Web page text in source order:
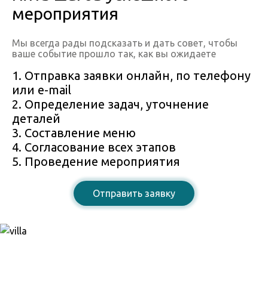
мероприятия
Мы всегда рады подсказать и дать совет, чтобы
ваше событие прошло так, как вы ожидаете
1. Отправка заявки онлайн, по телефону
или e-mail
2. Определение задач, уточнение
деталей
3. Составление меню
4. Согласование всех этапов
5. Проведение мероприятия
Отправить заявку